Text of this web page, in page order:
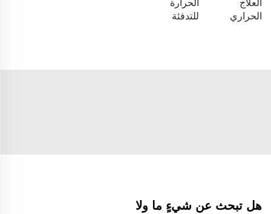
العلاج
الحراري
الحرارة
للتدفئة
هل تبحث عن شيءٍ ما ولا